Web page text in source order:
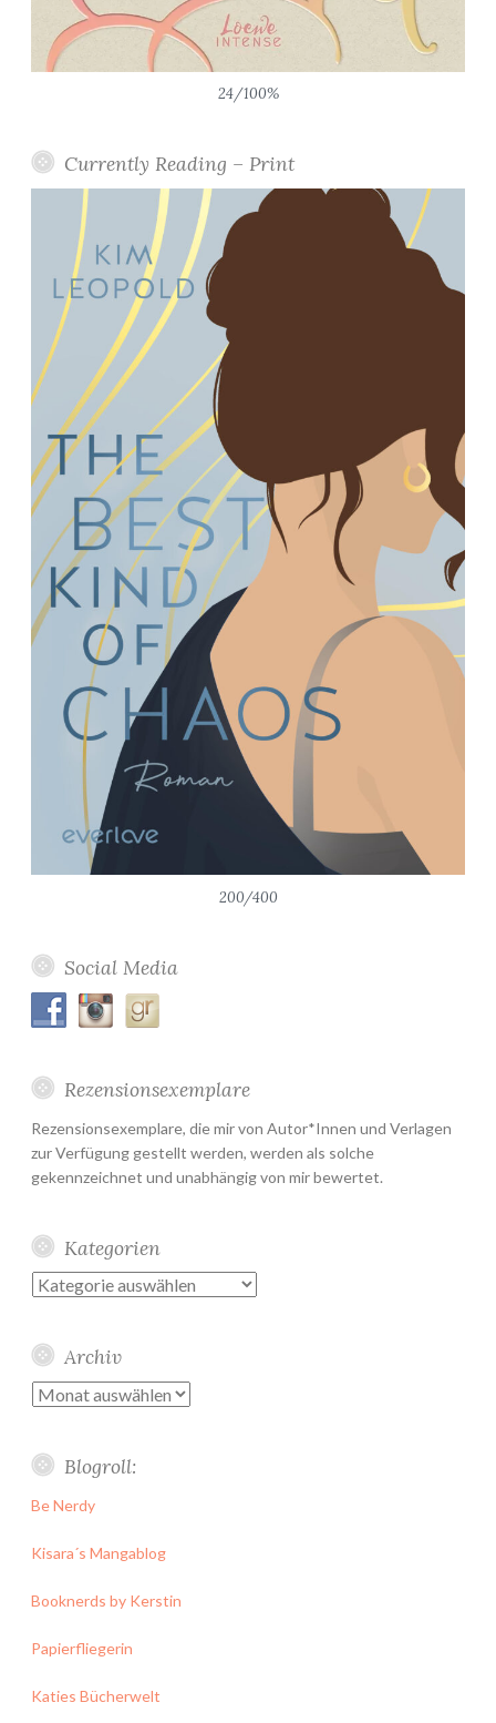
24/100%
Currently Reading – Print
200/400
Social Media
Rezensionsexemplare
Rezensionsexemplare, die mir von Autor*Innen und Verlagen
zur Verfügung gestellt werden, werden als solche
gekennzeichnet und unabhängig von mir bewertet.
Kategorien
Kategorien
Archiv
Archiv
Blogroll:
Be Nerdy
Kisara´s Mangablog
Booknerds by Kerstin
Papierfliegerin
Katies Bücherwelt